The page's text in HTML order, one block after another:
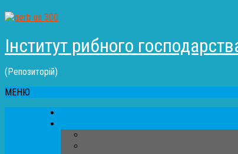
Інститут рибного
(Репозиторій)
МЕНЮ